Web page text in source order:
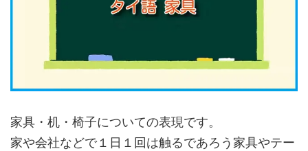
家具・机・椅子についての表現です。
家や会社などで１日１回は触るであろう家具やテー